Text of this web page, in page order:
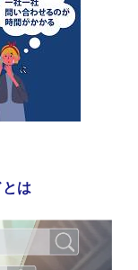
は